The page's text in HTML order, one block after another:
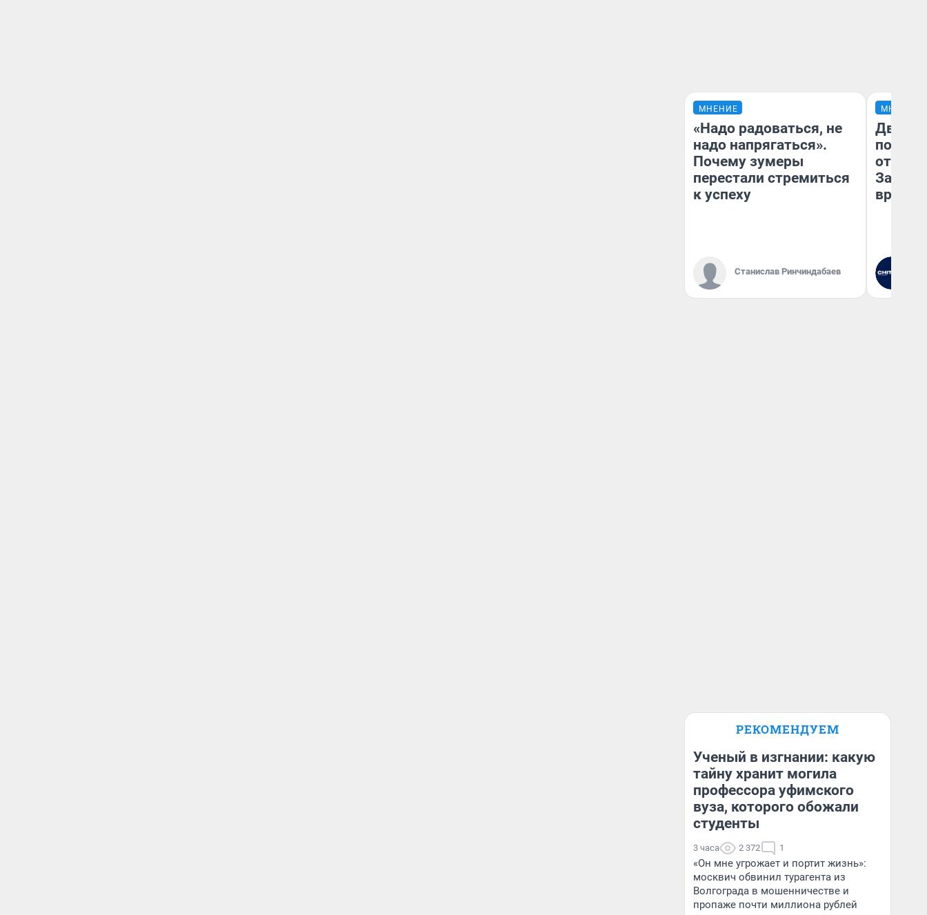
МНЕНИЕ
«Надо радоваться, не
надо напрягаться».
Почему зумеры
перестали стремиться
к успеху
Станислав Ринчиндабаев
МНЕНИЕ
Два
от 100
врачей
РЕКОМЕНДУЕМ
Ученый в изгнании: какую
тайну хранит могила
профессора уфимского
вуза, которого обожали
студенты
3 часа 2 372 1
«Он мне угрожает и портит жизнь»:
москвич обвинил турагента из
Волгограда в мошенничестве и
пропаже почти миллиона рублей